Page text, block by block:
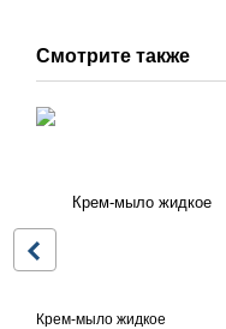
Смотрите также
Крем-мыло жидкое